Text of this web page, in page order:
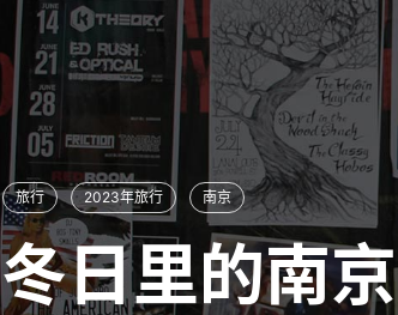
旅行 2023年旅行 南京
冬日里的南京